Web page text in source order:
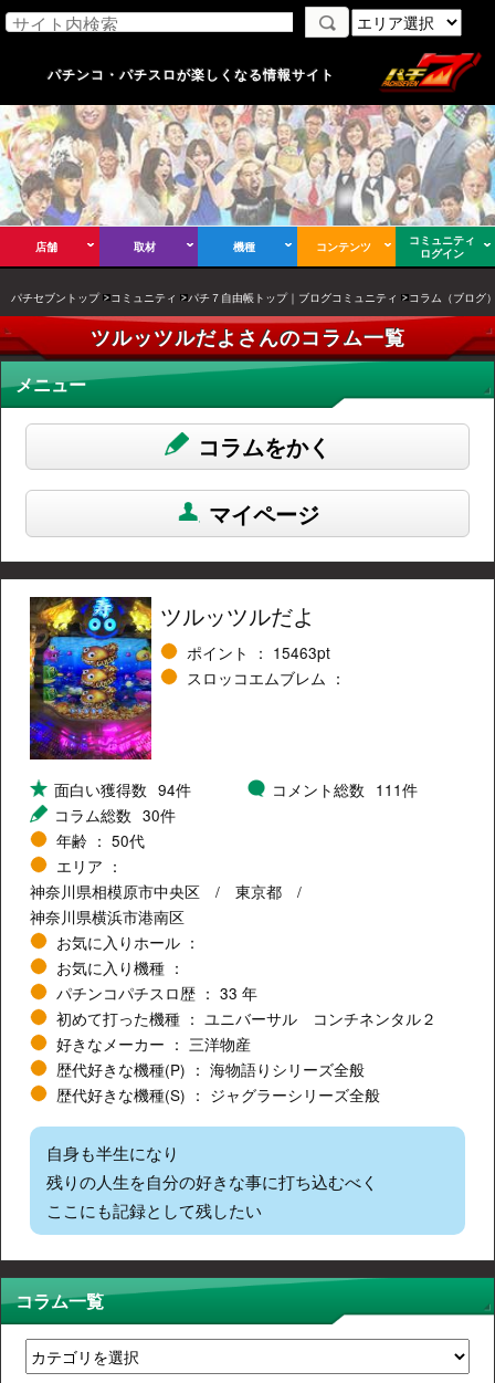
パチンコ・パチスロが楽しくなる情報サイト
店舗 取材 機種 コンテンツ
コミュニティ
ログイン
パチセブントップ コミュニティ パチ７自由帳トップ｜ブログコミュニティ コラム（ブログ
ツルッツルだよさんのコラム一覧
メニュー
コラムをかく
マイページ
ツルッツルだよ
ポイント
15463pt
スロッコエムブレム ：
面白い獲得数 94件 コメント総数 111件
コラム総数 30件
年齢
50代
エリア
神奈川県相模原市中央区
東京都
神奈川県横浜市港南区
お気に入りホール
お気に入り機種
パチンコパチスロ歴
33 年
初めて打った機種
ユニバーサル コンチネンタル２
好きなメーカー
三洋物産
歴代好きな機種(P)
海物語りシリーズ全般
歴代好きな機種(S)
ジャグラーシリーズ全般
自身も半生になり
残りの人生を自分の好きな事に打ち込むべく
ここにも記録として残したい
コラム一覧